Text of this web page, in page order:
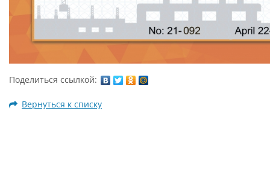
Поделиться ссылкой:
Вернуться к списку